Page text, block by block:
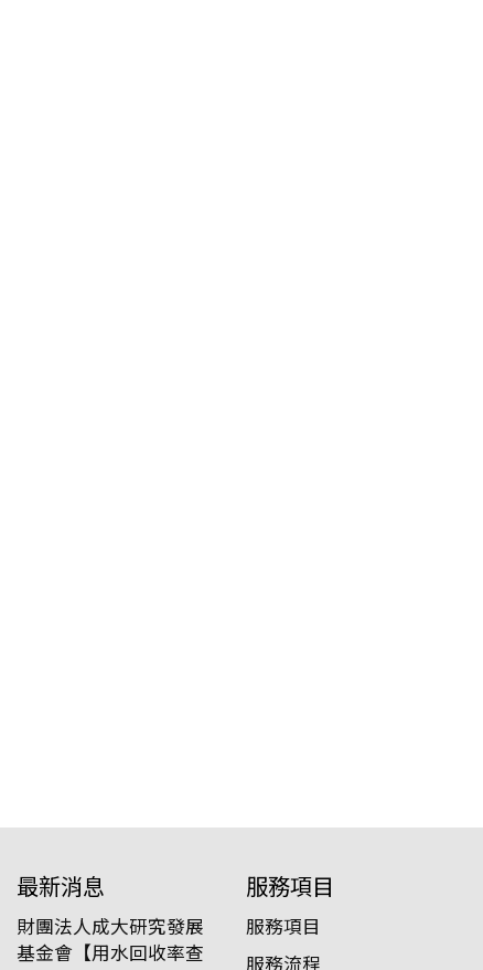
最新消息
財團法人成大研究發展
基金會【用水回收率查
服務項目
服務項目
服務流程